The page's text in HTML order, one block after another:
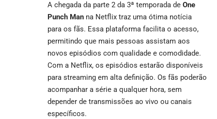
A chegada da parte 2 da 3ª temporada de One
Punch Man na Netflix traz uma ótima notícia
para os fãs. Essa plataforma facilita o acesso,
permitindo que mais pessoas assistam aos
novos episódios com qualidade e comodidade.
Com a Netflix, os episódios estarão disponíveis
para streaming em alta definição. Os fãs poderão
acompanhar a série a qualquer hora, sem
depender de transmissões ao vivo ou canais
específicos.